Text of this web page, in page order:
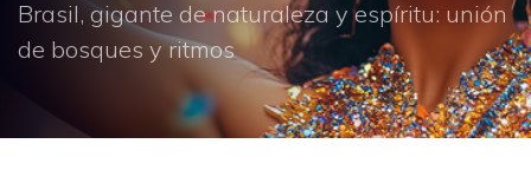
Brasil, gigante de naturaleza y espíritu: unión
de bosques y ritmos